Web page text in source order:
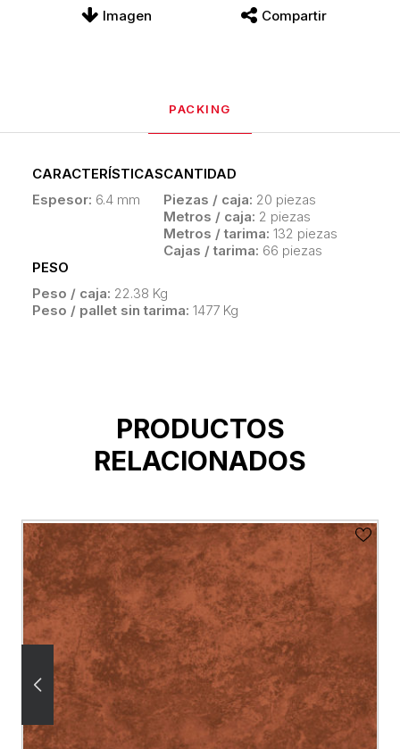
Imagen Compartir
PACKING
CARACTERÍSTICAS
Espesor: 6.4 mm
CANTIDAD
Piezas / caja: 20 piezas
Metros / caja: 2 piezas
Metros / tarima: 132 piezas
Cajas / tarima: 66 piezas
PESO
Peso / caja: 22.38 Kg
Peso / pallet sin tarima: 1477 Kg
PRODUCTOS
RELACIONADOS